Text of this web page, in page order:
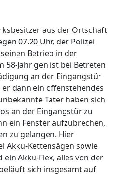
aus der Ortschaft
07.20 Uhr, der Polizei
Betrieb in der
58-Jährigen ist bei Betreten
an der Eingangstür
dann ein offenstehendes
Täter haben sich
an der Eingangstür zu
ein Fenster aufzubrechen,
zu gelangen. Hier
Akku-Kettensägen sowie
Akku-Flex, alles von der
sich insgesamt auf